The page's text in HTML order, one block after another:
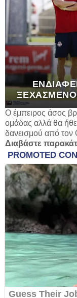
ΞΕΧΑΣΜΈΝΟ
Ο έμπειρος άσος
ομάδας αλλά θα
δανεισμού από τον
Διαβάστε